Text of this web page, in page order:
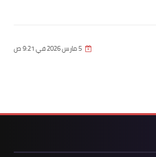
5 مارس 2026 في 9:21 ص